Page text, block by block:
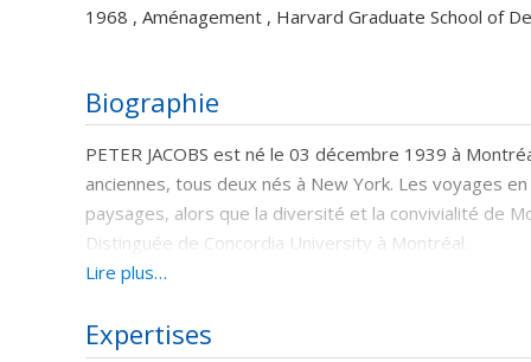
1968 , Aménagement , Harvard Graduate School of
Biographie
PETER JACOBS est né le 03 décembre 1939 à
anciennes, tous deux nés à New York. Les voyages
paysages, alors que la diversité et la convivialité de
Distinguée de Concordia University à Montréal.
Jacobs est professeur à l'École d'architecture de
"Prix du président" de la Société canadienne des
Lire plus…
Expertises